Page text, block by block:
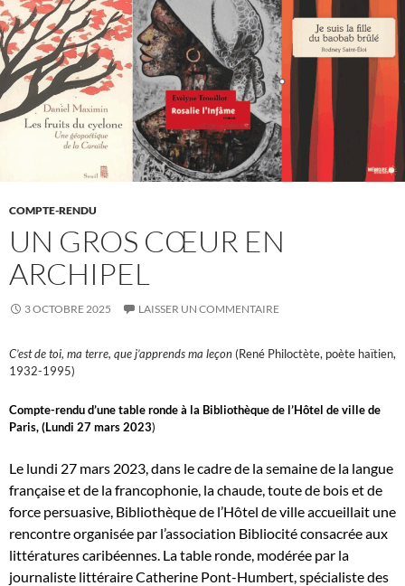
COMPTE-RENDU
UN GROS CŒUR EN
ARCHIPEL
3 OCTOBRE 2025 LAISSER UN COMMENTAIRE
C’est de toi, ma terre, que j’apprends ma leçon (René Philoctète, poète haïtien,
1932-1995)
Compte-rendu d’une table ronde à la Bibliothèque de l’Hôtel de ville de
Paris, (Lundi 27 mars 2023)
Le lundi 27 mars 2023, dans le cadre de la semaine de la langue
française et de la francophonie, la chaude, toute de bois et de
force persuasive, Bibliothèque de l’Hôtel de ville accueillait une
rencontre organisée par l’association Bibliocité consacrée aux
littératures caribéennes. La table ronde, modérée par la
journaliste littéraire Catherine Pont-Humbert, spécialiste des